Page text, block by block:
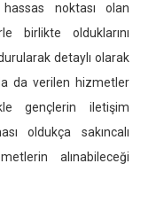
noktası olan
birlikte olduklarını
detaylı olarak
da verilen hizmetler
gençlerin iletişim
oldukça sakıncalı
alınabileceği